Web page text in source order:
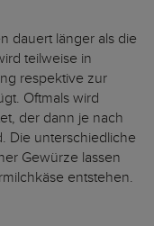
dauert länger als die
teilweise in
respektive zur
Oftmals wird
der dann je nach
Die unterschiedliche
Gewürze lassen
entstehen.